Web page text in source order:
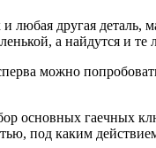
другая
а найдутся и
можно
основных гаечных
под каким